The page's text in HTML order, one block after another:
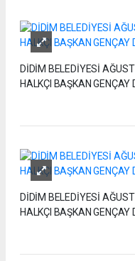
DİDİM BELEDİYESİ
HALKÇI BAŞKAN GENÇAY
DİDİM BELEDİYESİ
HALKÇI BAŞKAN GENÇAY